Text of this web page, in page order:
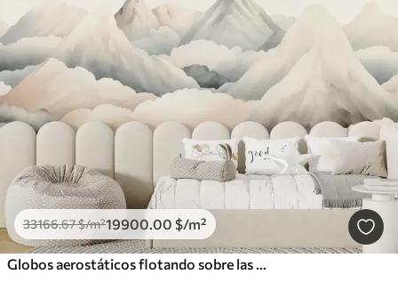
33166.67$/m²19900.00 $/m²
Globos aerostáticos flotando sobre las montañas en tonos pastel neutros y suaves